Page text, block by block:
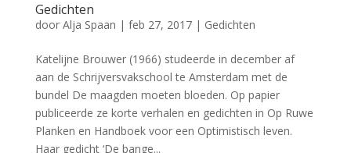
Gedichten
door Alja Spaan | feb 27, 2017| Gedichten
Katelijne Brouwer (1966) studeerde in december af
aan de Schrijversvakschool te Amsterdam met de
bundel De maagden moeten bloeden. Op papier
publiceerde ze korte verhalen en gedichten in Op Ruwe
Planken en Handboek voor een Optimistisch leven.
Haar gedicht ‘De bange...